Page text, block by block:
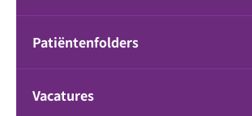
Patiëntenfolders
Vacatures